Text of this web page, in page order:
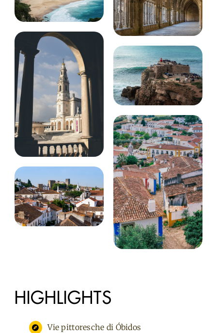
HIGHLIGHTS
Vie pittoresche di Óbidos